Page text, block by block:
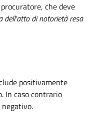
che deve
dell'atto di notorietà resa
positivamente
In caso contrario
negativo.